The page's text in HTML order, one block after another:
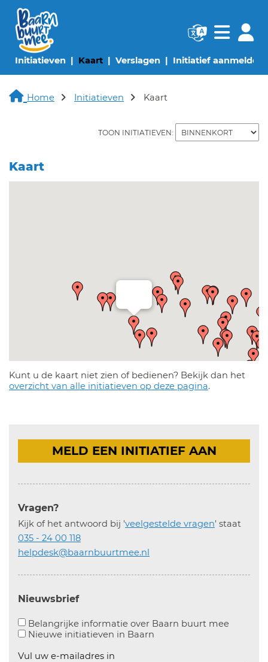
Initiatieven(huidige pagina)
Kaart(huidige pagina)
Verslagen(huidige pagina)
Initiatief aanmelden
Navigatie
Home Initiatieven Kaart
TOON INITIATIEVEN:
Kaart
Kunt u de kaart niet zien of bedienen? Bekijk dan het
overzicht van alle initiatieven op deze pagina.
MELD EEN INITIATIEF AAN
Vragen?
Kijk of het antwoord bij 'veelgestelde vragen' staat
035 - 24 00 118
helpdesk@baarnbuurtmee.nl
Nieuwsbrief
Belangrijke informatie over Baarn buurt mee
Nieuwe initiatieven in Baarn
Vul uw e-mailadres in